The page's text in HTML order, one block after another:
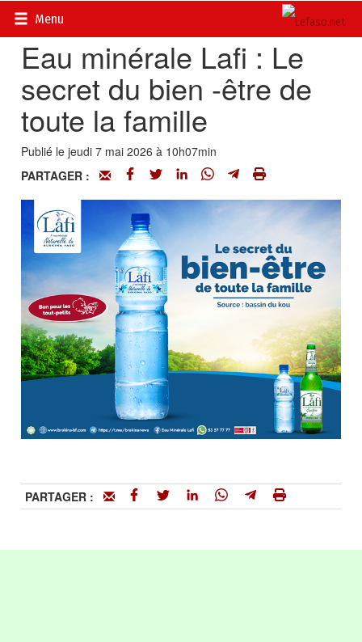
Menu
Accueil>
Eau minérale Lafi : Le
secret du bien -être de
toute la famille
Publié le jeudi 7 mai 2026 à 10h07min
PARTAGER :
PARTAGER :